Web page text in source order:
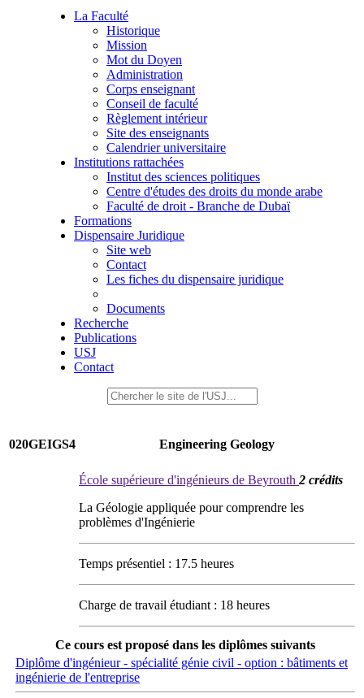
La Faculté
Historique
Mission
Mot du Doyen
Administration
Corps enseignant
Conseil de faculté
Règlement intérieur
Site des enseignants
Calendrier universitaire
Institutions rattachées
Institut des sciences politiques
Centre d'études des droits du monde arabe
Faculté de droit - Branche de Dubaï
Formations
Dispensaire Juridique
Site web
Contact
Les fiches du dispensaire juridique
Documents
Recherche
Publications
USJ
Contact
020GEIGS4 Engineering Geology
École supérieure d'ingénieurs de Beyrouth 2 crédits
La Géologie appliquée pour comprendre les
problèmes d'Ingénierie
Temps présentiel : 17.5 heures
Charge de travail étudiant : 18 heures
Ce cours est proposé dans les diplômes suivants
Diplôme d'ingénieur - spécialité génie civil - option : bâtiments et
ingénierie de l'entreprise